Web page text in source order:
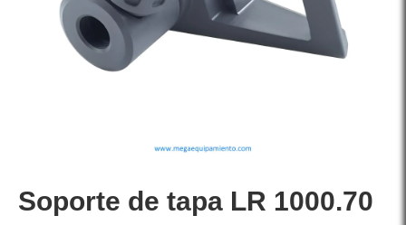
Soporte de tapa LR 1000.70